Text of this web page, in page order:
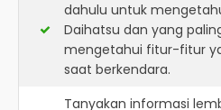
dahulu untuk
Daihatsu dan yang
mengetahui fitur-fitur
saat berkendara.
Tanyakan informasi